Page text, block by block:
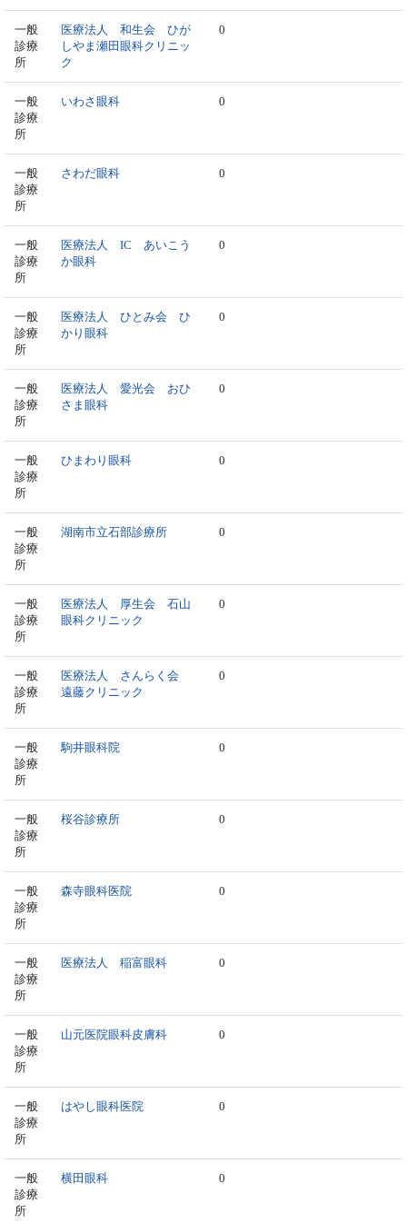
一般
診療
所
医療法人 和生会 ひが
しやま瀬田眼科クリニッ
ク
0
一般
診療
所
いわさ眼科 0
一般
診療
所
さわだ眼科 0
一般
診療
所
医療法人 IC あいこう
か眼科
0
一般
診療
所
医療法人 ひとみ会 ひ
かり眼科
0
一般
診療
所
医療法人 愛光会 おひ
さま眼科
0
一般
診療
所
ひまわり眼科 0
一般
診療
所
湖南市立石部診療所 0
一般
診療
所
医療法人 厚生会 石山
眼科クリニック
0
一般
診療
所
医療法人 さんらく会
遠藤クリニック
0
一般
診療
所
駒井眼科院 0
一般
診療
所
桜谷診療所 0
一般
診療
所
森寺眼科医院 0
一般
診療
所
医療法人 稲富眼科 0
一般
診療
所
山元医院眼科皮膚科 0
一般
診療
所
はやし眼科医院 0
一般
診療
所
横田眼科 0